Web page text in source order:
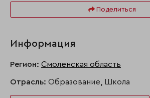
Поделиться
Информация
Регион: Смоленская область
Отрасль: Образование, Школа